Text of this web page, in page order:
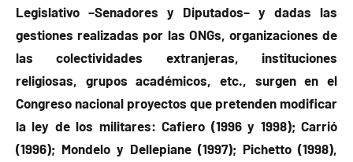
Legislativo –Senadores y Diputados– y dadas las
gestiones realizadas por las ONGs, organizaciones de
las colectividades extranjeras, instituciones
religiosas, grupos académicos, etc., surgen en el
Congreso nacional proyectos que pretenden modificar
la ley de los militares: Cafiero (1996 y 1998); Carrió
(1996); Mondelo y Dellepiane (1997); Pichetto (1998),